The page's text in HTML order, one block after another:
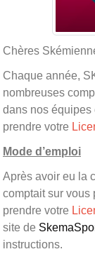
Chères
Chaque année,
nombreuses
dans nos équipes
prendre votre
Mode d’emploi
Après avoir eu la
comptait sur vous
prendre votre L
site de
instructions.